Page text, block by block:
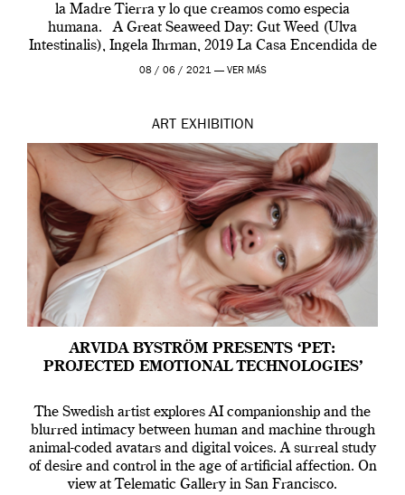
la Madre Tierra y lo que creamos como especia
humana. A Great Seaweed Day: Gut Weed (Ulva
Intestinalis), Ingela Ihrman, 2019 La Casa Encendida de
Madrid y la Wellcome […]
08 / 06 / 2021 — VER MÁS
ART EXHIBITION
ARVIDA BYSTRÖM PRESENTS ‘PET:
PROJECTED EMOTIONAL TECHNOLOGIES’
The Swedish artist explores AI companionship and the
blurred intimacy between human and machine through
animal-coded avatars and digital voices. A surreal study
of desire and control in the age of artificial affection. On
view at Telematic Gallery in San Francisco.